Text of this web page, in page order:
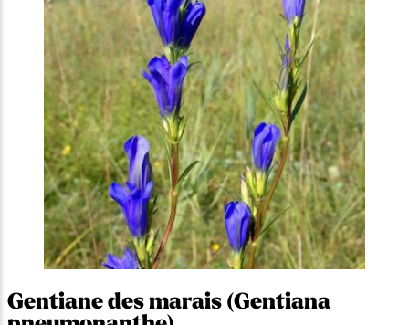
Gentiane des marais (Gentiana